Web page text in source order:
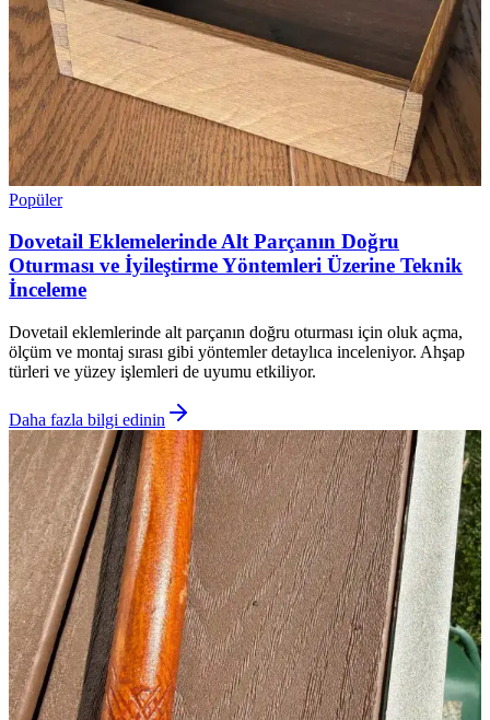
Popüler
Dovetail Eklemelerinde Alt Parçanın Doğru
Oturması ve İyileştirme Yöntemleri Üzerine Teknik
İnceleme
Dovetail eklemlerinde alt parçanın doğru oturması için oluk açma,
ölçüm ve montaj sırası gibi yöntemler detaylıca inceleniyor. Ahşap
türleri ve yüzey işlemleri de uyumu etkiliyor.
Daha fazla bilgi edinin